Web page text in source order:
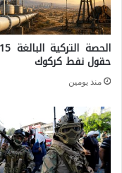
ا
إ
م
ر
ا
ت
ع
ر
ا
ق
ل
ل
ه
حقول نفط كركوك
منذ يومين